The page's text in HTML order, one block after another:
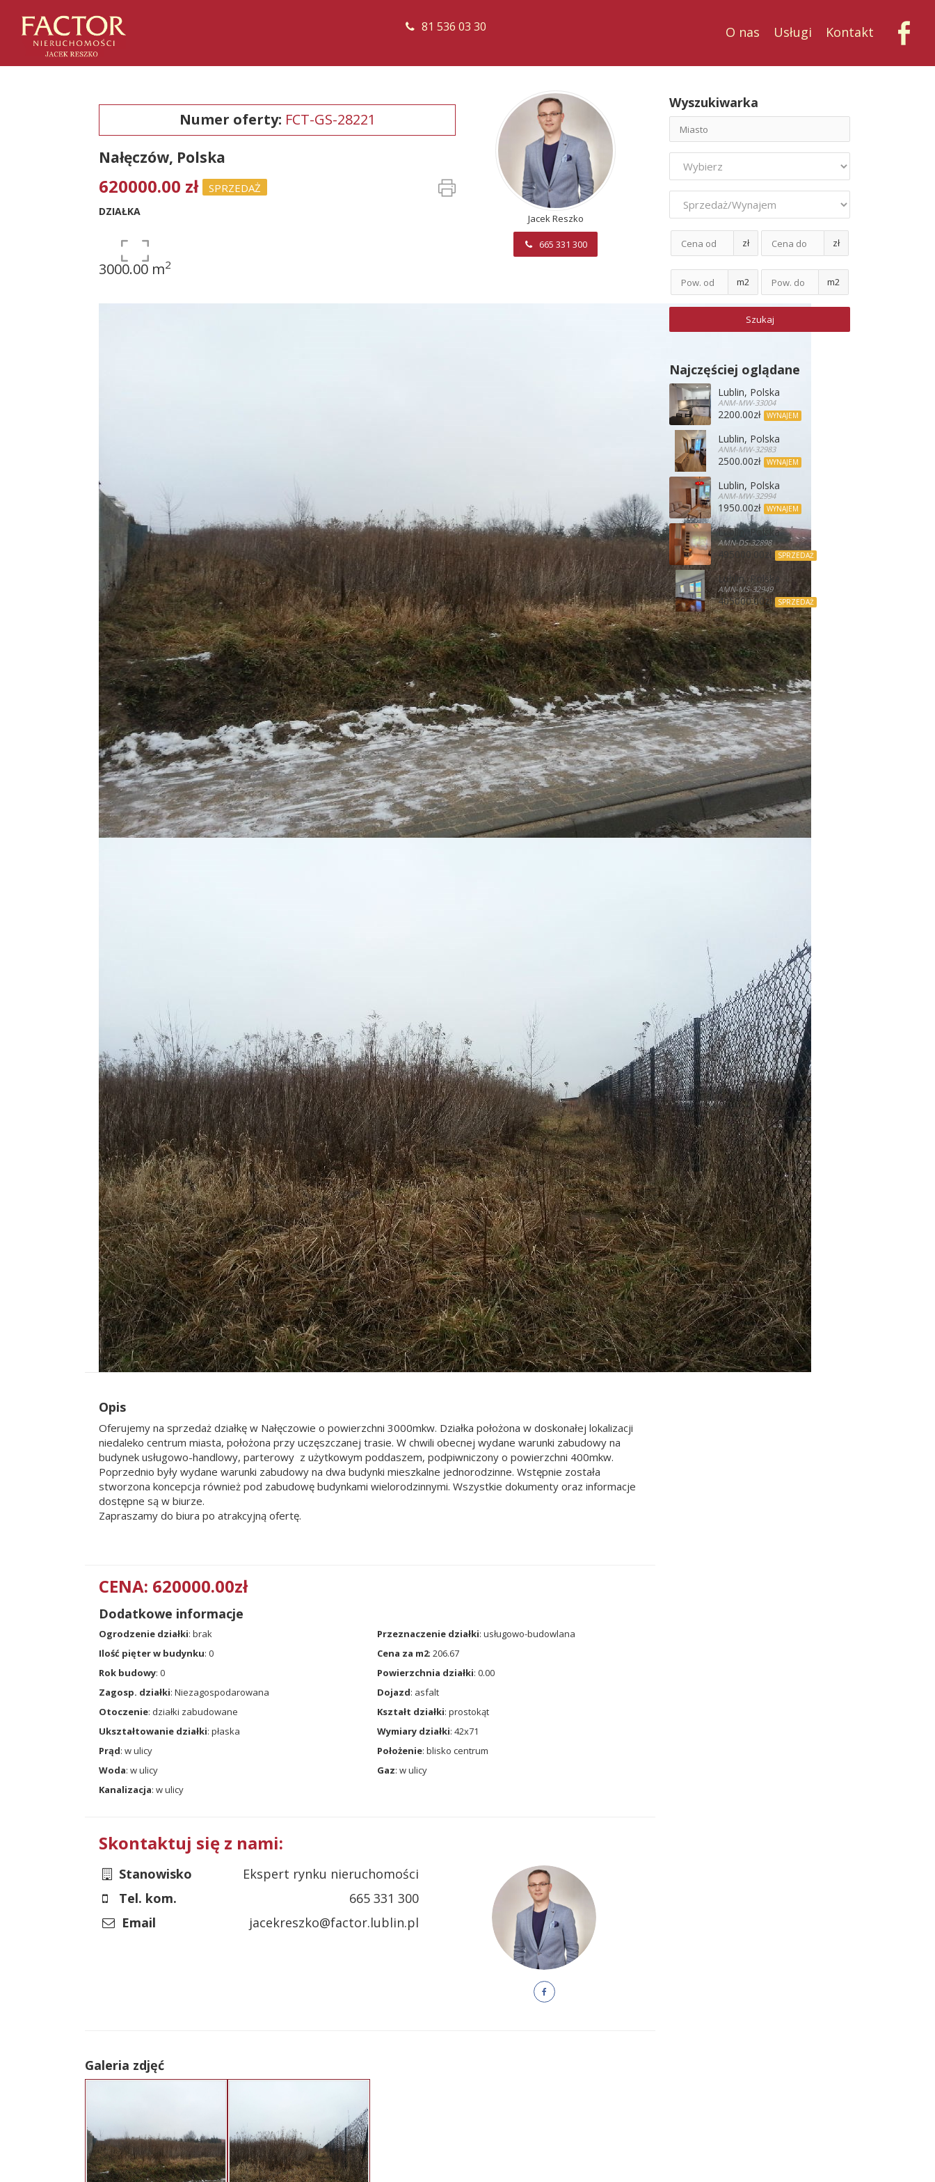
81 536 03 30 O nas Usługi Kontakt
Numer oferty: FCT-GS-28221
Nałęczów, Polska
620000.00 zł SPRZEDAŻ
DZIAŁKA
3000.00 m2
Jacek Reszko
665 331 300
Opis
Oferujemy na sprzedaż działkę w Nałęczowie o powierzchni 3000mkw. Działka położona w doskonałej lokalizacji
niedaleko centrum miasta, położona przy uczęszczanej trasie. W chwili obecnej wydane warunki zabudowy na
budynek usługowo-handlowy, parterowy z użytkowym poddaszem, podpiwniczony o powierzchni 400mkw.
Poprzednio były wydane warunki zabudowy na dwa budynki mieszkalne jednorodzinne. Wstępnie została
stworzona koncepcja również pod zabudowę budynkami wielorodzinnymi. Wszystkie dokumenty oraz informacje
dostępne są w biurze.
Zapraszamy do biura po atrakcyjną ofertę.
CENA: 620000.00zł
Dodatkowe informacje
Ogrodzenie działki: brak Przeznaczenie działki: usługowo-budowlana
Ilość pięter w budynku: 0 Cena za m2: 206.67
Rok budowy: 0 Powierzchnia działki: 0.00
Zagosp. działki: Niezagospodarowana Dojazd: asfalt
Otoczenie: działki zabudowane Kształt działki: prostokąt
Ukształtowanie działki: płaska Wymiary działki: 42x71
Prąd: w ulicy Położenie: blisko centrum
Woda: w ulicy Gaz: w ulicy
Kanalizacja: w ulicy
Skontaktuj się z nami:
Stanowisko
Ekspert rynku nieruchomości
Tel. kom.
665 331 300
Email
jacekreszko@factor.lublin.pl
Galeria zdjęć
Wyszukiwarka
zł zł
m2 m2
Najczęściej oglądane
Lublin, Polska
ANM-MW-33004
2200.00zł WYNAJEM
Lublin, Polska
ANM-MW-32983
2500.00zł WYNAJEM
Lublin, Polska
ANM-MW-32994
1950.00zł WYNAJEM
Lublin, Polska
AMN-DS-32898
495000.00zł SPRZEDAŻ
Lublin, Polska
AMN-MS-32949
405000.00zł SPRZEDAŻ